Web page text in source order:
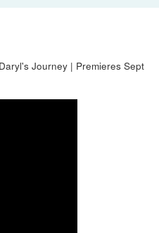
Journey | Premieres Sept